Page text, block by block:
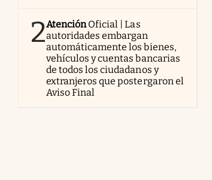
2AtenciónOficial | Las
autoridades embargan
automáticamente los bienes,
vehículos y cuentas bancarias
de todos los ciudadanos y
extranjeros que postergaron el
Aviso Final